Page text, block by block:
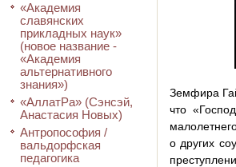
«Академия
славянских
прикладных наук»
(новое название -
«Академия
альтернативного
знания»)
«АллатРа» (Сэнсэй,
Анастасия Новых)
Антропософия /
вальдорфская
педагогика
Земфира
что
о других